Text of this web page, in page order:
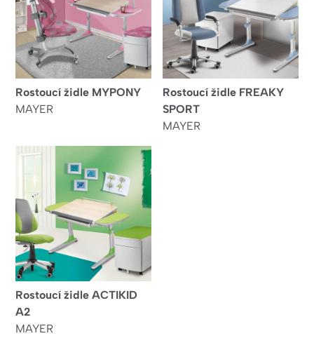
Rostoucí židle MYPONY
MAYER
Rostoucí židle FREAKY
SPORT
MAYER
Rostoucí židle ACTIKID
A2
MAYER